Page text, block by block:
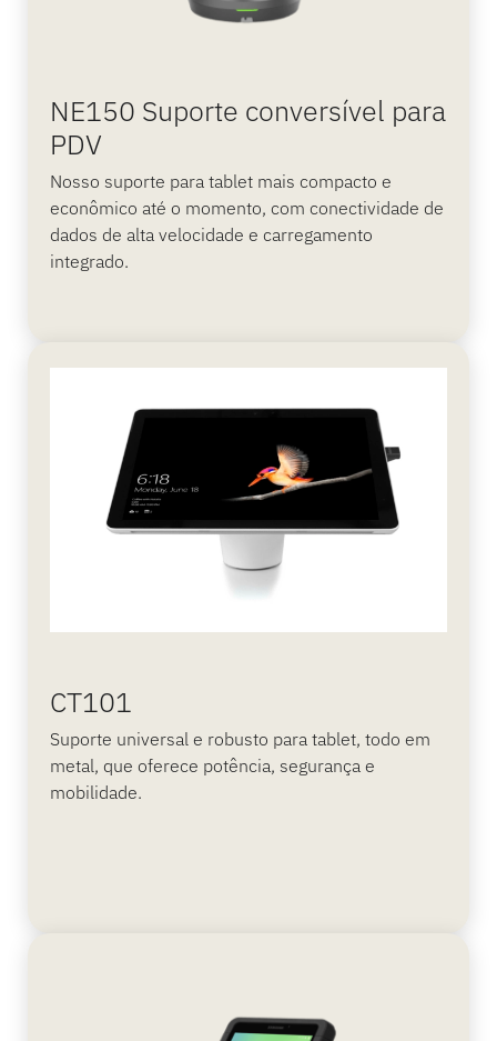
NE150 Suporte conversível para
PDV
Nosso suporte para tablet mais compacto e
econômico até o momento, com conectividade de
dados de alta velocidade e carregamento
integrado.
CT101
Suporte universal e robusto para tablet, todo em
metal, que oferece potência, segurança e
mobilidade.